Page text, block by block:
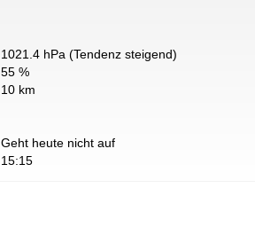
1021.4 hPa (Tendenz steigend)
55 %
10 km
Geht heute nicht auf
15:15